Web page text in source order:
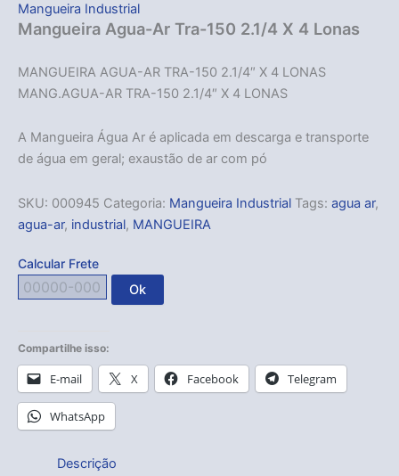
Mangueira Industrial
Mangueira Agua-Ar Tra-150 2.1/4 X 4 Lonas
MANGUEIRA AGUA-AR TRA-150 2.1/4″ X 4 LONAS
MANG.AGUA-AR TRA-150 2.1/4″ X 4 LONAS
A Mangueira Água Ar é aplicada em descarga e transporte
de água em geral; exaustão de ar com pó
SKU: 000945 Categoria: Mangueira Industrial Tags: agua ar,
agua-ar, industrial, MANGUEIRA
Calcular Frete
Ok
Compartilhe isso:
E-mail X Facebook Telegram
WhatsApp
Descrição